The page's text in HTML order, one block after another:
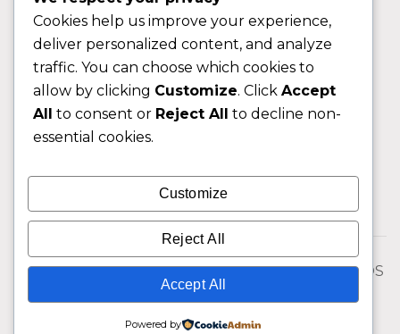
Contactos
Sobre nos
FAQ (Perguntas Frequentes)
CLIENTE
Área do Cliente
Livro de Reclamações
© 2026 Fixngo TODOS OS DIREITOS RESERVADOS
Cookies help us improve your experience,
deliver personalized content, and analyze
traffic. You can choose which cookies to
allow by clicking Customize. Click Accept
All to consent or Reject All to decline non-
essential cookies.
Customize
Reject All
Accept All
Powered by